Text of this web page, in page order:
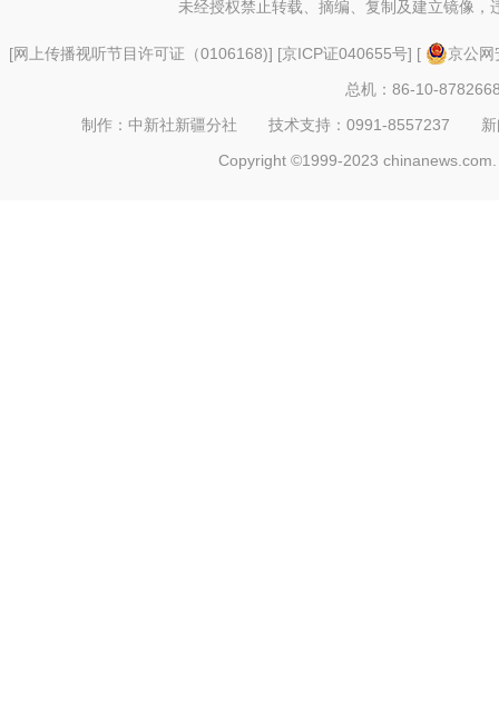
未经授权禁止转载、摘编、复制及建立镜像，
[网上传播视听节目许可证（0106168)] [京ICP证040655号] [
京公
总机：86-10-
制作：中新社新疆分社 技术支持：0991-8557237
Copyright ©1999-2023